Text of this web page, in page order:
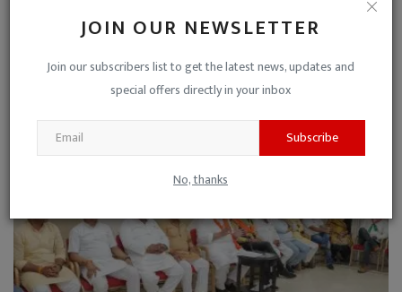
JOIN OUR NEWSLETTER
Join our subscribers list to get the latest news, updates and
special offers directly in your inbox
Subscribe
No, thanks
एमसीएच की छत पर पानी रुकने की मिली समस्या तो सिविल सर्ज...
Sep 13, 2023 0